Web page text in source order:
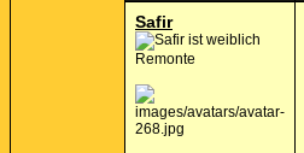
Safir
Remonte